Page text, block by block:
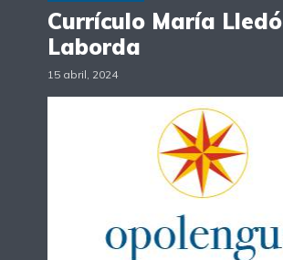
Currículo María Lledó
Laborda
15 abril, 2024